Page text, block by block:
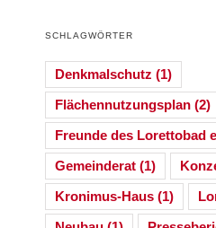
SCHLAGWÖRTER
Denkmalschutz (1)
Flächennutzungsplan (2)
Freunde des Lorettobad
Gemeinderat (1)
Kronimus-Haus (1)